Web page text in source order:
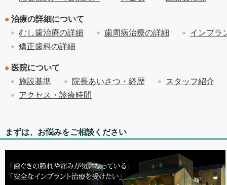
治療の詳細について
むし歯治療の詳細
歯周病治療の詳細
インプラ
矯正歯科の詳細
医院について
施設基準
院長あいさつ・経歴
スタッフ紹介
アクセス・診療時間
まずは、お悩みをご相談ください